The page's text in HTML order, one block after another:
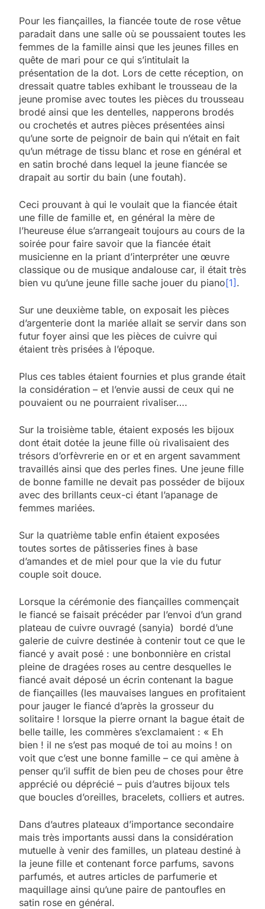
Pour les fiançailles, la fiancée toute de rose vêtue
paradait dans une salle où se poussaient toutes les
femmes de la famille ainsi que les jeunes filles en
quête de mari pour ce qui s’intitulait la
présentation de la dot. Lors de cette réception, on
dressait quatre tables exhibant le trousseau de la
jeune promise avec toutes les pièces du trousseau
brodé ainsi que les dentelles, napperons brodés
ou crochetés et autres pièces présentées ainsi
qu’une sorte de peignoir de bain qui n’était en fait
qu’un métrage de tissu blanc et rose en général et
en satin broché dans lequel la jeune fiancée se
drapait au sortir du bain (une foutah).
Ceci prouvant à qui le voulait que la fiancée était
une fille de famille et, en général la mère de
l’heureuse élue s’arrangeait toujours au cours de la
soirée pour faire savoir que la fiancée était
musicienne en la priant d’interpréter une œuvre
classique ou de musique andalouse car, il était très
bien vu qu’une jeune fille sache jouer du piano[1].
Sur une deuxième table, on exposait les pièces
d’argenterie dont la mariée allait se servir dans son
futur foyer ainsi que les pièces de cuivre qui
étaient très prisées à l’époque.
Plus ces tables étaient fournies et plus grande était
la considération – et l’envie aussi de ceux qui ne
pouvaient ou ne pourraient rivaliser….
Sur la troisième table, étaient exposés les bijoux
dont était dotée la jeune fille où rivalisaient des
trésors d’orfèvrerie en or et en argent savamment
travaillés ainsi que des perles fines. Une jeune fille
de bonne famille ne devait pas posséder de bijoux
avec des brillants ceux-ci étant l’apanage de
femmes mariées.
Sur la quatrième table enfin étaient exposées
toutes sortes de pâtisseries fines à base
d’amandes et de miel pour que la vie du futur
couple soit douce.
Lorsque la cérémonie des fiançailles commençait
le fiancé se faisait précéder par l’envoi d’un grand
plateau de cuivre ouvragé (sanyia) bordé d’une
galerie de cuivre destinée à contenir tout ce que le
fiancé y avait posé : une bonbonnière en cristal
pleine de dragées roses au centre desquelles le
fiancé avait déposé un écrin contenant la bague
de fiançailles (les mauvaises langues en profitaient
pour jauger le fiancé d’après la grosseur du
solitaire ! lorsque la pierre ornant la bague était de
belle taille, les commères s’exclamaient : « Eh
bien ! il ne s’est pas moqué de toi au moins ! on
voit que c’est une bonne famille – ce qui amène à
penser qu’il suffit de bien peu de choses pour être
apprécié ou déprécié – puis d’autres bijoux tels
que boucles d’oreilles, bracelets, colliers et autres.
Dans d’autres plateaux d’importance secondaire
mais très importants aussi dans la considération
mutuelle à venir des familles, un plateau destiné à
la jeune fille et contenant force parfums, savons
parfumés, et autres articles de parfumerie et
maquillage ainsi qu’une paire de pantoufles en
satin rose en général.